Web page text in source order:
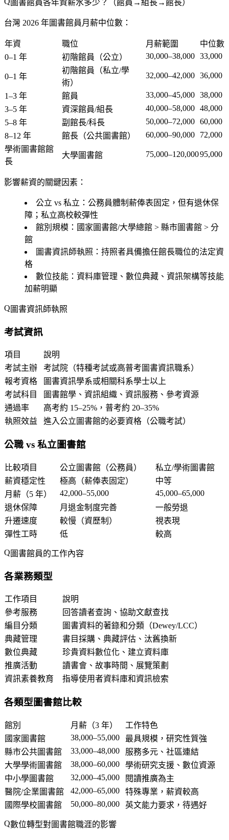
圖書館員各年資薪水多少？（館員→組長→館長）
台灣 2026 年圖書館員月薪中位數：
年資 職位 月薪範圍
中位數
0–1 年
初階館員（公立） 30,000–38,000 33,000
0–1 年
初階館員（私立/學
術）
32,000–42,000 36,000
1–3 年 館員 33,000–45,000 38,000
3–5 年
資深館員/組長 40,000–58,000 48,000
5–8 年
副館長/科長 50,000–72,000 60,000
8–12 年
館長（公共圖書館） 60,000–90,000
72,000
學術圖書館館
長
大學圖書館 75,000–120,00095,000
影響薪資的關鍵因素：
公立 vs 私立 ：公務員體制薪俸表固定，但有退休保
障；私立高校較彈性
館別規模 ：國家圖書館/大學總館 > 縣市圖書館 > 分
館
圖書資訊師執照 ：持照者具備擔任館長職位的法定資
格
數位技能 ：資料庫管理、數位典藏、資訊架構等技能
加薪明顯
圖書資訊師執照
考試資訊
項目
說明
考試主辦
考試院（特種考試或高普考圖書資訊職系）
報考資格
圖書資訊學系或相關科系學士以上
考試科目
圖書館學、資訊組織、資訊服務、參考資源
通過率
高考約 15–25%，普考約 20–35%
執照效益
進入公立圖書館的必要資格（公職考試）
公職 vs 私立圖書館
比較項目 公立圖書館（公務員）
私立/學術圖書館
薪資穩定性
極高（薪俸表固定）
中等
月薪（5 年）
42,000–55,000
45,000–65,000
退休保障
月退金制度完善
一般勞退
升遷速度
較慢（資歷制）
視表現
彈性工時
低 較高
圖書館員的工作內容
各業務類型
工作項目
說明
參考服務
回答讀者查詢、協助文獻查找
編目分類
圖書資料的著錄和分類（Dewey/LCC）
典藏管理
書目採購、典藏評估、汰舊換新
數位典藏
珍貴資料數位化、建立資料庫
推廣活動
讀書會、故事時間、展覽策劃
資訊素養教育
指導使用者資料庫和資訊檢索
各類型圖書館比較
館別 月薪（3 年）
工作特色
國家圖書館
38,000–55,000
最具規模，研究性質強
縣市公共圖書館
33,000–48,000
服務多元、社區連結
大學學術圖書館
38,000–60,000
學術研究支援、數位資源
中小學圖書館
32,000–45,000
閱讀推廣為主
醫院/企業圖書館
42,000–65,000
特殊專業，薪資較高
國際學校圖書館
50,000–80,000 英文能力要求，待遇好
數位轉型對圖書館職涯的影響